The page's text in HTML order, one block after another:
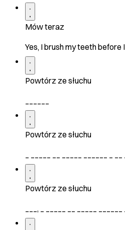
Mów teraz
Yes, I brush my teeth before
Powtórz ze słuchu
Powtórz ze słuchu
Powtórz ze słuchu
___, _ _____ __ _____ ______